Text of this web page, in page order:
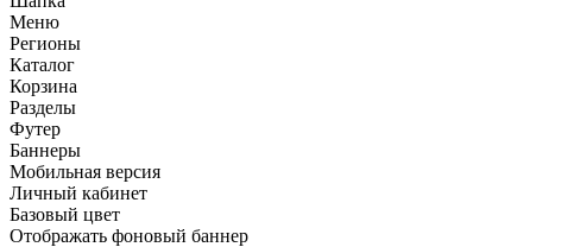
Меню
Регионы
Каталог
Корзина
Разделы
Футер
Баннеры
Мобильная версия
Личный кабинет
Базовый цвет
Отображать фоновый баннер